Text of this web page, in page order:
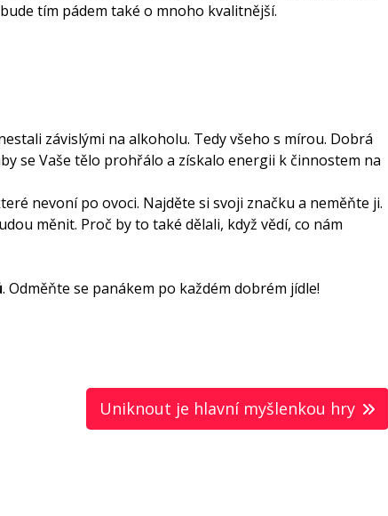
tím pádem také o mnoho kvalitnější.
závislými na alkoholu. Tedy všeho s mírou. Dobrá
se Vaše tělo prohřálo a získalo energii k činnostem na
nevoní po ovoci. Najděte si svoji značku a neměňte ji.
měnit. Proč by to také dělali, když vědí, co nám
. Odměňte se panákem po každém dobrém jídle!
Uniknout je hlavní myšlenkou hry